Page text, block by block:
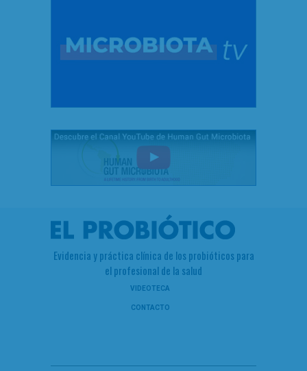
Evidencia y práctica clínica de los probióticos para
el profesional de la salud
VIDEOTECA
CONTACTO